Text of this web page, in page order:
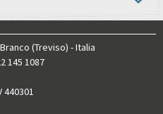
(Treviso) - Italia
145 1087
440301